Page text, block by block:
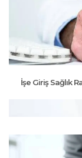
İşe Giriş Sağlık